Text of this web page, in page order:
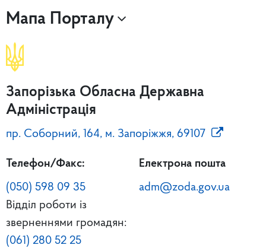
Мапа Порталу
Запорізька Обласна Державна
Адміністрація
пр. Соборний, 164, м. Запоріжжя, 69107
Телефон/Факс:
(050) 598 09 35
Відділ роботи із
зверненнями громадян:
(061) 280 52 25
Електрона пошта
adm@zoda.gov.ua